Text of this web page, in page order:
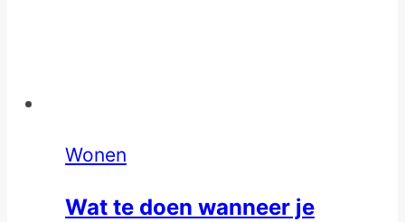
Wonen
Wat te doen wanneer je